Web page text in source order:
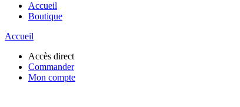
Accueil
Boutique
Accueil
Accès direct
Commander
Mon compte